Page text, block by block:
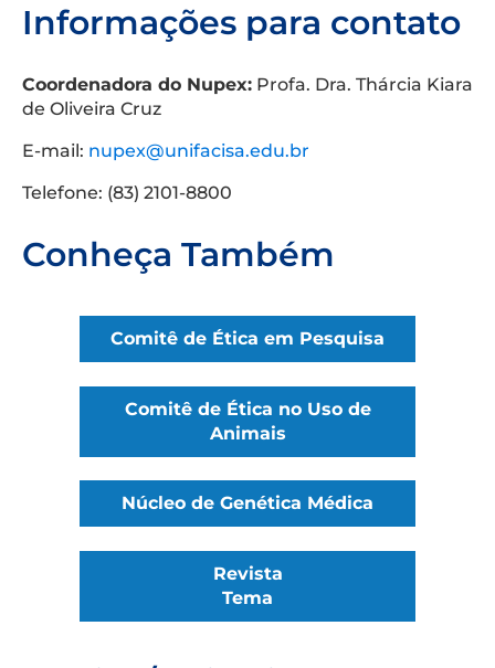
Informações para contato
Coordenadora do Nupex: Profa. Dra. Thárcia Kiara
de Oliveira Cruz
E-mail: nupex@unifacisa.edu.br
Telefone: (83) 2101-8800
Conheça Também
Comitê de Ética em Pesquisa
Comitê de Ética no Uso de
Animais
Núcleo de Genética Médica
Revista
Tema